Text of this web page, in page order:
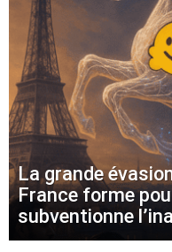
La grande
France forme
subventionne